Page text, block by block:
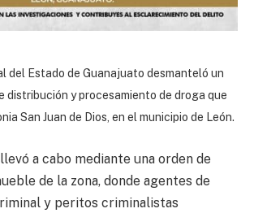
del Estado de Guanajuato desmanteló un
distribución y procesamiento de droga que
San Juan de Dios, en el municipio de León.
a cabo mediante una orden de
de la zona, donde agentes de
y peritos criminalistas